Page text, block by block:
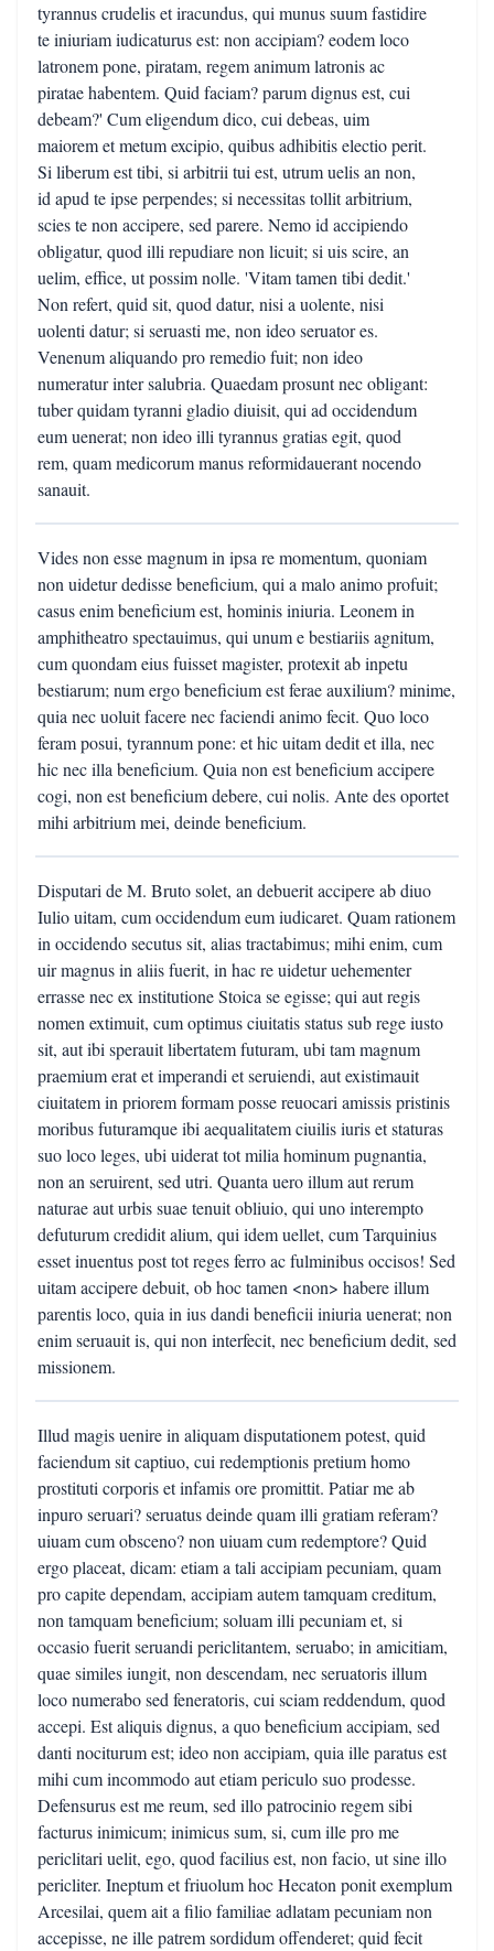
tyrannus crudelis et iracundus, qui munus suum fastidire
te iniuriam iudicaturus est: non accipiam? eodem loco
latronem pone, piratam, regem animum latronis ac
piratae habentem. Quid faciam? parum dignus est, cui
debeam?' Cum eligendum dico, cui debeas, uim
maiorem et metum excipio, quibus adhibitis electio perit.
Si liberum est tibi, si arbitrii tui est, utrum uelis an non,
id apud te ipse perpendes; si necessitas tollit arbitrium,
scies te non accipere, sed parere. Nemo id accipiendo
obligatur, quod illi repudiare non licuit; si uis scire, an
uelim, effice, ut possim nolle. 'Vitam tamen tibi dedit.'
Non refert, quid sit, quod datur, nisi a uolente, nisi
uolenti datur; si seruasti me, non ideo seruator es.
Venenum aliquando pro remedio fuit; non ideo
numeratur inter salubria. Quaedam prosunt nec obligant:
tuber quidam tyranni gladio diuisit, qui ad occidendum
eum uenerat; non ideo illi tyrannus gratias egit, quod
rem, quam medicorum manus reformidauerant nocendo
sanauit.
Vides non esse magnum in ipsa re momentum, quoniam
non uidetur dedisse beneficium, qui a malo animo profuit;
casus enim beneficium est, hominis iniuria. Leonem in
amphitheatro spectauimus, qui unum e bestiariis agnitum,
cum quondam eius fuisset magister, protexit ab inpetu
bestiarum; num ergo beneficium est ferae auxilium? minime,
quia nec uoluit facere nec faciendi animo fecit. Quo loco
feram posui, tyrannum pone: et hic uitam dedit et illa, nec
hic nec illa beneficium. Quia non est beneficium accipere
cogi, non est beneficium debere, cui nolis. Ante des oportet
mihi arbitrium mei, deinde beneficium.
Disputari de M. Bruto solet, an debuerit accipere ab diuo
Iulio uitam, cum occidendum eum iudicaret. Quam rationem
in occidendo secutus sit, alias tractabimus; mihi enim, cum
uir magnus in aliis fuerit, in hac re uidetur uehementer
errasse nec ex institutione Stoica se egisse; qui aut regis
nomen extimuit, cum optimus ciuitatis status sub rege iusto
sit, aut ibi sperauit libertatem futuram, ubi tam magnum
praemium erat et imperandi et seruiendi, aut existimauit
ciuitatem in priorem formam posse reuocari amissis pristinis
moribus futuramque ibi aequalitatem ciuilis iuris et staturas
suo loco leges, ubi uiderat tot milia hominum pugnantia,
non an seruirent, sed utri. Quanta uero illum aut rerum
naturae aut urbis suae tenuit obliuio, qui uno interempto
defuturum credidit alium, qui idem uellet, cum Tarquinius
esset inuentus post tot reges ferro ac fulminibus occisos! Sed
uitam accipere debuit, ob hoc tamen <non> habere illum
parentis loco, quia in ius dandi beneficii iniuria uenerat; non
enim seruauit is, qui non interfecit, nec beneficium dedit, sed
missionem.
Illud magis uenire in aliquam disputationem potest, quid
faciendum sit captiuo, cui redemptionis pretium homo
prostituti corporis et infamis ore promittit. Patiar me ab
inpuro seruari? seruatus deinde quam illi gratiam referam?
uiuam cum obsceno? non uiuam cum redemptore? Quid
ergo placeat, dicam: etiam a tali accipiam pecuniam, quam
pro capite dependam, accipiam autem tamquam creditum,
non tamquam beneficium; soluam illi pecuniam et, si
occasio fuerit seruandi periclitantem, seruabo; in amicitiam,
quae similes iungit, non descendam, nec seruatoris illum
loco numerabo sed feneratoris, cui sciam reddendum, quod
accepi. Est aliquis dignus, a quo beneficium accipiam, sed
danti nociturum est; ideo non accipiam, quia ille paratus est
mihi cum incommodo aut etiam periculo suo prodesse.
Defensurus est me reum, sed illo patrocinio regem sibi
facturus inimicum; inimicus sum, si, cum ille pro me
periclitari uelit, ego, quod facilius est, non facio, ut sine illo
pericliter. Ineptum et friuolum hoc Hecaton ponit exemplum
Arcesilai, quem ait a filio familiae adlatam pecuniam non
accepisse, ne ille patrem sordidum offenderet; quid fecit